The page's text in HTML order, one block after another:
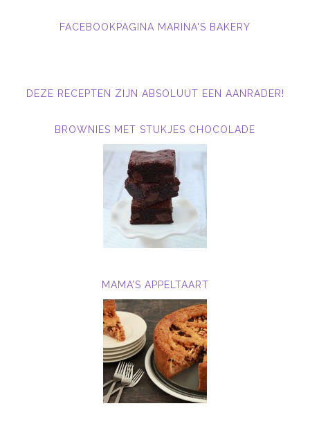
FACEBOOKPAGINA MARINA'S BAKERY
DEZE RECEPTEN ZIJN ABSOLUUT EEN AANRADER!
BROWNIES MET STUKJES CHOCOLADE
MAMA’S APPELTAART